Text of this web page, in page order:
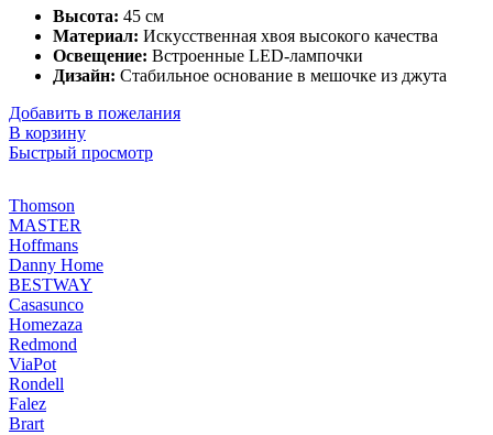
Высота: 45 см
Материал: Искусственная хвоя высокого качества
Освещение: Встроенные LED-лампочки
Дизайн: Стабильное основание в мешочке из джута
Добавить в пожелания
В корзину
Быстрый просмотр
Thomson
MASTER
Hoffmans
Danny Home
BESTWAY
Casasunco
Homezaza
Redmond
ViaPot
Rondell
Falez
Brart